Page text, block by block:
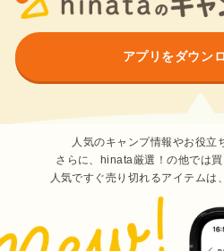
アプリをダウン
人気のキャンプ情報やお役立
さらに、hinata厳選！の他では買
人気ですぐ売り切れるアイテムは